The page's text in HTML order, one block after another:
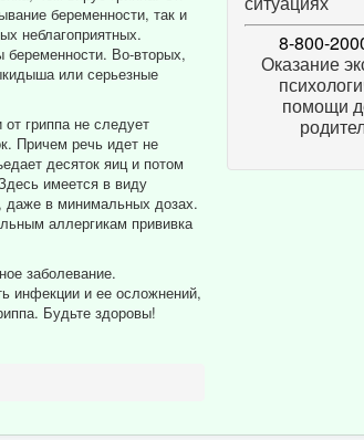
беременности, так и
неблагоприятных.
беременности. Во-вторых,
или серьезные
от гриппа не следует
Причем речь идет не
десяток яиц и потом
имеется в виду
даже в минимальных дозах.
аллергикам прививка
заболевание.
инфекции и ее осложнений,
Будьте здоровы!
8-800-
Оказание
помощи